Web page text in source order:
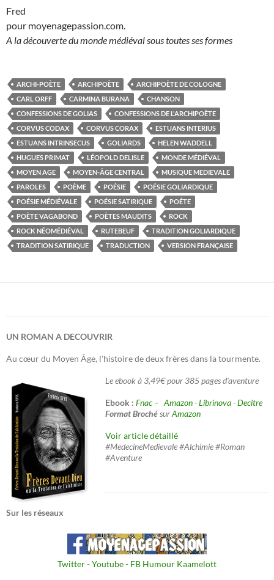
Fred
pour moyenagepassion.com.
A la découverte du monde médiéval sous toutes ses formes
ARCHI-POÈTE ARCHIPOÈTE
ARCHIPOÈTE DE COLOGNE
CARL ORFF
CARMINA BURANA
CHANSON
CONFESSIONS DE GOLIAS
CONFESSIONS DE L'ARCHIPOÈTE
CORVUS CODAX
CORVUS CORAX
ESTUANS INTERIUS
ESTUANS INTRINSECUS
GOLIARDS
HELEN WADDELL
HUGUES PRIMAT
LÉOPOLD DELISLE
MONDE MÉDIÉVAL
MOYEN AGE
MOYEN-ÂGE CENTRAL
MUSIQUE MEDIEVALE
PAROLES
POÈME POÉSIE
POÉSIE GOLIARDIQUE
POÉSIE MÉDIÉVALE
POÉSIE SATIRIQUE
POÉTE
POÈTE VAGABOND
POÈTES MAUDITS
ROCK
ROCK NÉOMÉDIÉVAL
RUTEBEUF
TRADITION GOLIARDIQUE
TRADITION SATIRIQUE
TRADUCTION VERSION FRANÇAISE
UN ROMAN A DECOUVRIR
Au cœur du Moyen Âge, l'histoire de deux frères dans la tourmente.
Le ebook à 3,49€ pour 385 pages d'aventure
Ebook : Fnac – Amazon-Librinova-Decitre
Format BrochésurAmazon
Voir article détaillé
#MedecineMedievale #Alchimie #Roman
#Aventure
Sur les réseaux
Twitter- Youtube- FB Humour Kaamelott